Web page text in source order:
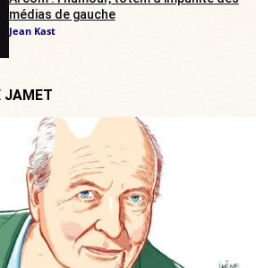
médias de gauche
Jean Kast
JAMET